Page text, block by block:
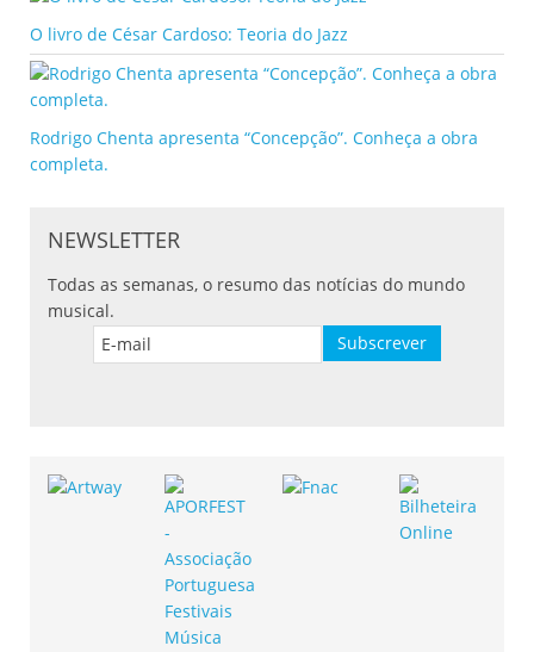
O livro de César Cardoso: Teoria do Jazz
Rodrigo Chenta apresenta “Concepção”. Conheça a obra
completa.
NEWSLETTER
Todas as semanas, o resumo das notícias do mundo
musical.